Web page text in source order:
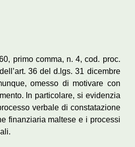
primo comma, n. 4, cod. proc.
36 del d.lgs. 31 dicembre
omesso di motivare con
In particolare, si evidenzia
verbale di constatazione
finanziaria maltese e i processi